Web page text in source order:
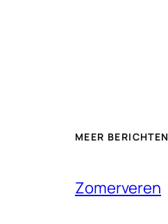
MEER BERICHTEN
Zomerveren